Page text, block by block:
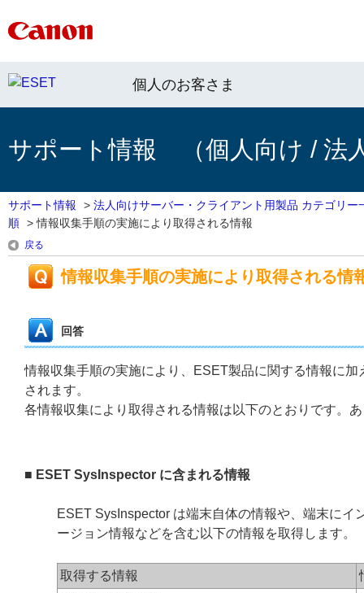
個人のお客さま
サポート情報 （個人向け / 法
サポート情報 > 法人向けサーバー・クライアント用製品 カテゴリー
順 >情報収集手順の実施により取得される情報
戻る
情報収集手順の実施により取得される情
回答
情報収集手順の実施により、ESET製品に関する情報に
されます。
各情報収集により取得される情報は以下のとおりです。
■ ESET SysInspector に含まれる情報
ESET SysInspector は端末自体の情報や、端末に
ージョン情報などを含む以下の情報を取得します。
取得する情報